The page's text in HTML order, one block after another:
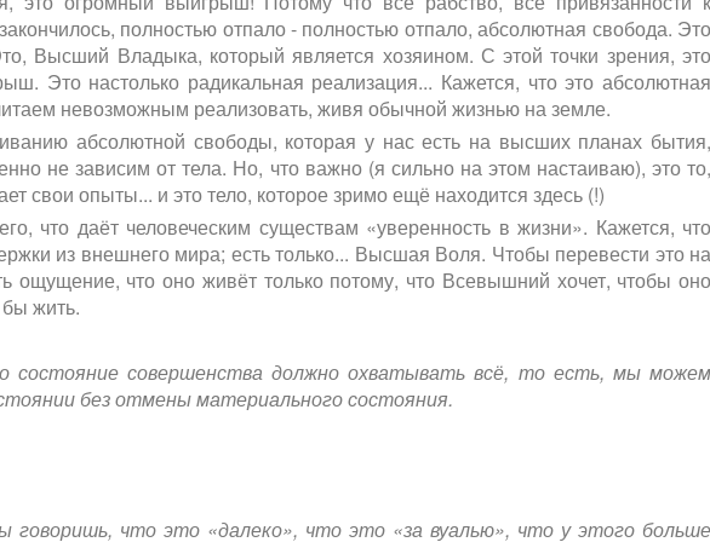
полностью отпало - полностью отпало, абсолютная свобода. Это
Высший Владыка, который является хозяином. С этой точки зрения, это
Это настолько радикальная реализация... Кажется, что это абсолютная
невозможным реализовать, живя обычной жизнью на земле.
абсолютной свободы, которая у нас есть на высших планах бытия,
не зависим от тела. Но, что важно (я сильно на этом настаиваю), это то,
свои опыты... и это тело, которое зримо ещё находится здесь (!)
что даёт человеческим существам «уверенность в жизни». Кажется, что
из внешнего мира; есть только... Высшая Воля. Чтобы перевести это на
ощущение, что оно живёт только потому, что Всевышний хочет, чтобы оно
жить.
состояние совершенства должно охватывать всё, то есть, мы можем
без отмены материального состояния.
что это «далеко», что это «за вуалью», что у этого больше